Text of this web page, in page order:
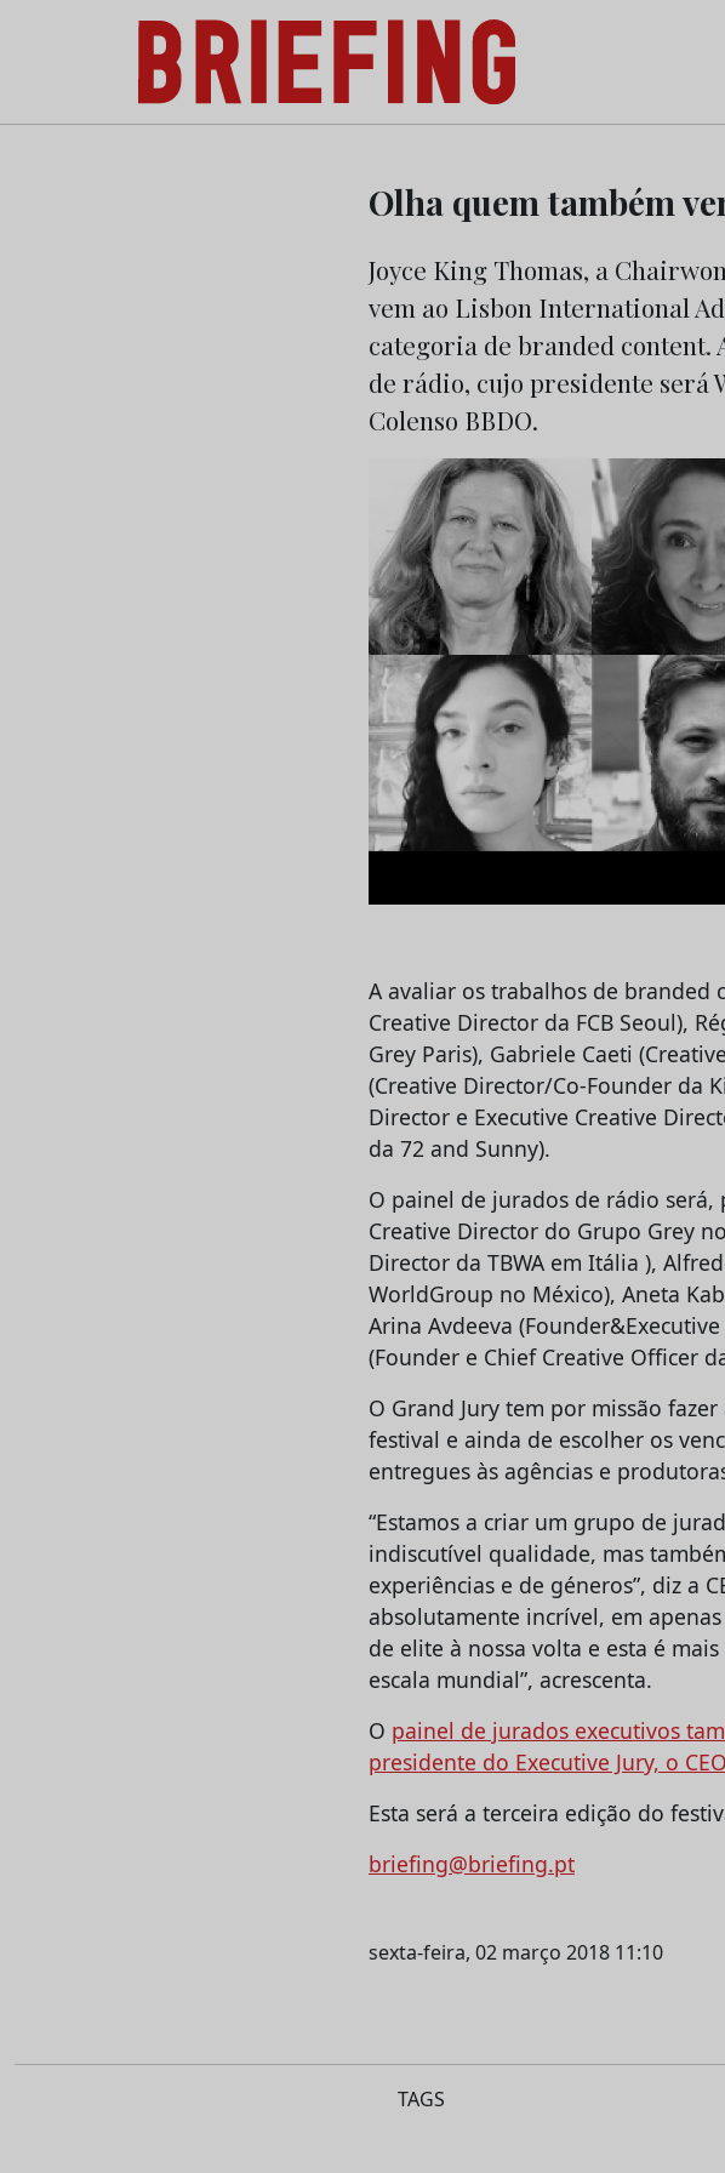
Briefing: Todas as notícias sobre os negócios do Marketing e da
Olha quem também
Joyce King Thomas, a
vem ao Lisbon International
categoria de branded content.
de rádio, cujo presidente será
Colenso BBDO.
A avaliar os trabalhos de branded
Creative Director da FCB Seoul),
Grey Paris), Gabriele Caeti
(Creative Director/Co-Founder da
Director e Executive Creative
da 72 and Sunny).
O painel de jurados de rádio será,
Creative Director do Grupo Grey
Director da TBWA em Itália ),
WorldGroup no México), Aneta
Arina Avdeeva
(Founder e Chief Creative Officer
O Grand Jury tem por missão
festival e ainda de escolher os
entregues às agências e
“Estamos a criar um grupo de
indiscutível qualidade, mas
experiências e de géneros”, diz a
absolutamente incrível, em
de elite à nossa volta e esta é
escala mundial”, acrescenta.
O painel de jurados executivos
presidente do Executive Jury, o
Esta será a terceira edição do
briefing@briefing.pt
sexta-feira, 02 março 2018 11:10
TAGS